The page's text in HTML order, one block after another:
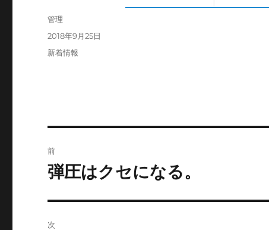
投
管理
投
稿
日:
2018年9月25日
カ
新着情報
稿
前
前
投
稿:
弾圧はクセになる。
次